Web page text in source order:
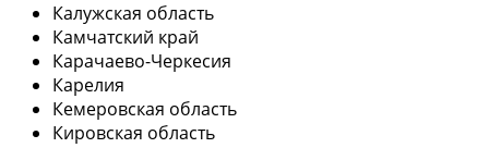
Калужская область
Камчатский край
Карачаево-Черкесия
Карелия
Кемеровская область
Кировская область